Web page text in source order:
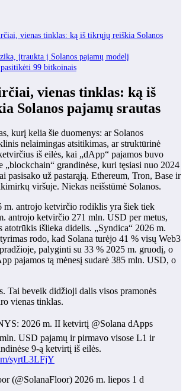
vienas tinklas: ką iš tikrųjų reiškia Solanos
įtraukta į Solanos pajamų modelį
99 bitkoinais
vienas tinklas: ką iš
Solanos pajamų srautas
kurį kelia šie duomenys: ar Solanos
nelaimingas atsitikimas, ar struktūrinė
iš eilės, kai „dApp“ pajamos buvo
„blockchain“ grandinėse, kuri tęsiasi nuo 2024
pasisako už pastarąją. Ethereum, Tron, Base ir
viršuje. Niekas neišstūmė Solanos.
m. antrojo ketvirčio rodiklis yra šiek tiek
antrojo ketvirčio 271 mln. USD per metus,
atotrūkis išlieka didelis. „Syndica“ 2026 m.
rodo, kad Solana turėjo 41 % visų Web3
palyginti su 33 % 2025 m. gruodį, o
pajamos tą mėnesį sudarė 385 mln. USD, o
Tai beveik didžioji dalis visos pramonės
vienas tinklas.
2026 m. II ketvirtį @Solana dApps
USD pajamų ir pirmavo visose L1 ir
9-ą ketvirtį iš eilės.
syrtL3LFjY
(@SolanaFloor) 2026 m. liepos 1 d